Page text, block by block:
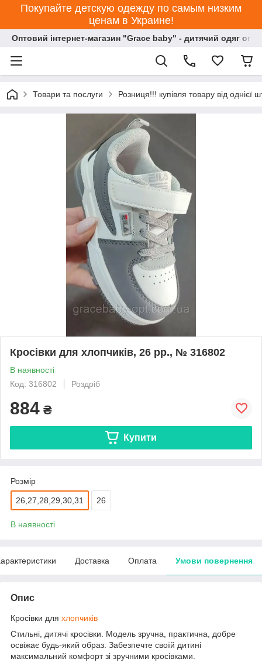
Покупайте детскую одежду по самым низким
ценам в Украине!
Оптовий інтернет-магазин "Grace baby" - дитячий одяг
Товари та послуги Розниця!!! купівля товару від однієї
Кросівки для хлопчиків, 26 рр., № 316802
В наявності
Код: 316802
Роздріб
884 ₴
Купити
Розмір
26,27,28,29,30,31 26
В наявності
Доставка Оплата Умови повернення
Опис
Кросівки для хлопчиків
Стильні, дитячі кросівки. Модель зручна, практична, добре
освіжає будь-який образ. Забезпечте своїй дитині
максимальний комфорт зі зручними кросівками.